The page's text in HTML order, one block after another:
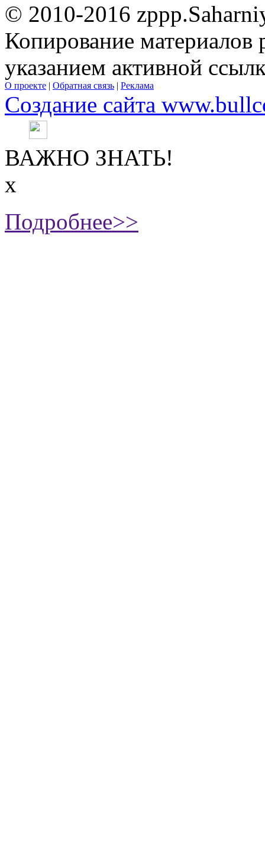
© 2010-2016
Копирование материалов
указанием активной
О проекте | Обратная связь | Реклама
Создание сайта
ВАЖНО ЗНАТЬ!
х
Подробнее>>